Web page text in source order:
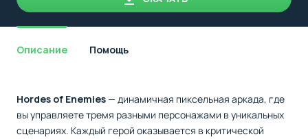
Описание Помощь
Hordes of Enemies— динамичная пиксельная аркада, где
вы управляете тремя разными персонажами в уникальных
сценариях. Каждый герой оказывается в критической